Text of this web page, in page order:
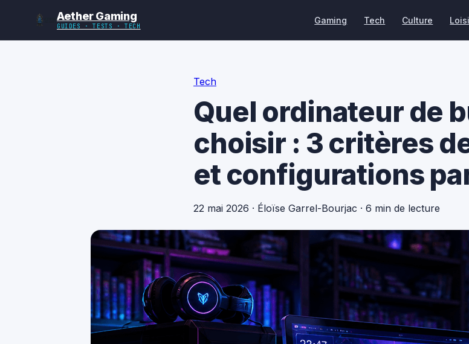
Aether Gaming
GUIDES · TESTS · TECH
Gaming Tech Culture
Tech
Quel ordinateur de
choisir : 3 critères
et configurations
22 mai 2026 · Éloïse Garrel-Bourjac · 6 min de lecture